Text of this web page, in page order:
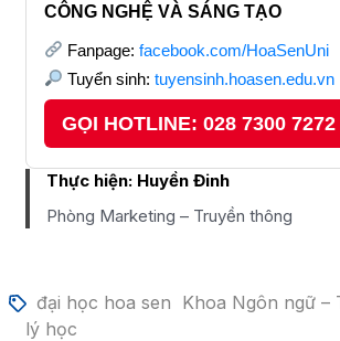
CÔNG NGHỆ VÀ SÁNG TẠO
Fanpage: facebook.com/HoaSenUni
Tuyển sinh: tuyensinh.hoasen.edu.vn
GỌI HOTLINE: 028 7300 7272
Thực hiện: Huyền Đinh
Phòng Marketing – Truyền thông
đại học hoa sen Khoa Ngôn ngữ –
lý học